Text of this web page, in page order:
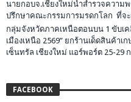
นายกอบจ.เชียงใหม่นำสำรวจความ
ปรึกษาคณะกรรมการมรดกโลก ที่จ
กลุ่มจังหวัดภาคเหนือตอนบน 1 ขับเค
เมืองเหนือ 2569” ยกร้านเด็ดสินค้า
เซ็นทรัล เชียงใหม่ แอร์พอร์ต 25-29
FACEBOOK